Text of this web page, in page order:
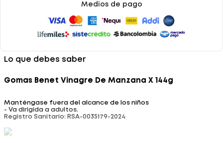
Medios de pago
Lo que debes saber
Gomas Benet Vinagre De Manzana X 144g
Manténgase fuera del alcance de los niños
- Va dirigida a adultos.
Registro Sanitario: RSA-0035179-2024